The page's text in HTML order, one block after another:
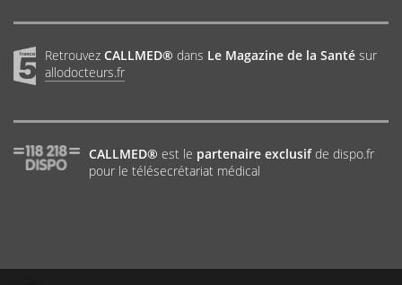
Retrouvez CALLMED® dans Le Magazine de la Santé sur
allodocteurs.fr
CALLMED® est le partenaire exclusifde dispo.fr
pour le télésecrétariat médical